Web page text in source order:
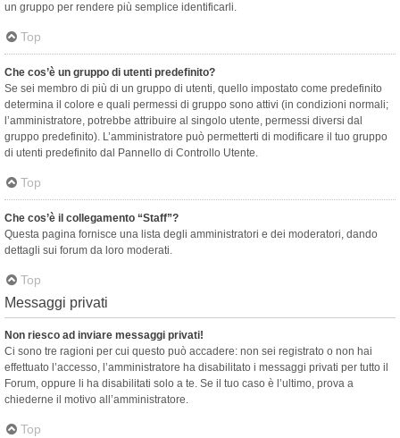
un gruppo per rendere più semplice identificarli.
Top
Che cos’è un gruppo di utenti predefinito?
Se sei membro di più di un gruppo di utenti, quello impostato come predefinito
determina il colore e quali permessi di gruppo sono attivi (in condizioni normali;
l’amministratore, potrebbe attribuire al singolo utente, permessi diversi dal
gruppo predefinito). L’amministratore può permetterti di modificare il tuo gruppo
di utenti predefinito dal Pannello di Controllo Utente.
Top
Che cos’è il collegamento “Staff”?
Questa pagina fornisce una lista degli amministratori e dei moderatori, dando
dettagli sui forum da loro moderati.
Top
Messaggi privati
Non riesco ad inviare messaggi privati!
Ci sono tre ragioni per cui questo può accadere: non sei registrato o non hai
effettuato l’accesso, l’amministratore ha disabilitato i messaggi privati per tutto il
Forum, oppure li ha disabilitati solo a te. Se il tuo caso è l’ultimo, prova a
chiederne il motivo all’amministratore.
Top